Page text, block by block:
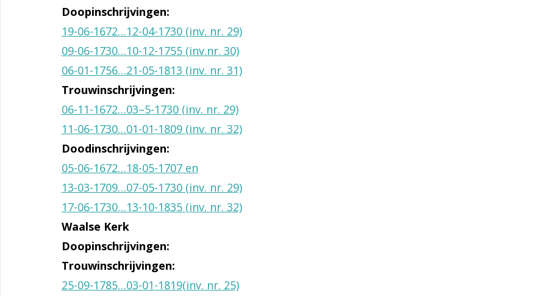
Doopinschrijvingen:
19-06-1672…12-04-1730 (inv. nr. 29)
09-06-1730…10-12-1755 (inv.nr. 30)
06-01-1756…21-05-1813 (inv. nr. 31)
Trouwinschrijvingen:
06-11-1672…03–5-1730 (inv. nr. 29)
11-06-1730…01-01-1809 (inv. nr. 32)
Doodinschrijvingen:
05-06-1672…18-05-1707 en
13-03-1709…07-05-1730 (inv. nr. 29)
17-06-1730…13-10-1835 (inv. nr. 32)
Waalse Kerk
Doopinschrijvingen:
Trouwinschrijvingen:
25-09-1785…03-01-1819(inv. nr. 25)